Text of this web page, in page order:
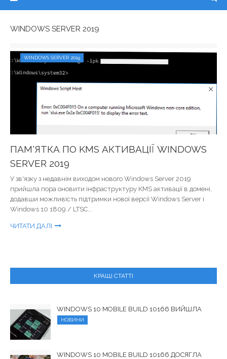
WINDOWS SERVER 2019
WINDOWS SERVER 2019
ПАМ'ЯТКА ПО KMS АКТИВАЦІЇ WINDOWS
SERVER 2019
У зв'язку з недавнім виходом нового Windows Server 2019
прийшла пора оновити інфраструктуру KMS активації в домені,
додавши можливість підтримки нової версії Windows Server і
Windows 10 1809 / LTSC...
ЧИТАТИ ДАЛІ
КРАЩІ СТАТТІ
WINDOWS 10 MOBILE BUILD 10166 ВИЙШЛА
НОВИНИ
WINDOWS 10 MOBILE BUILD 10166 ДОСЯГЛА